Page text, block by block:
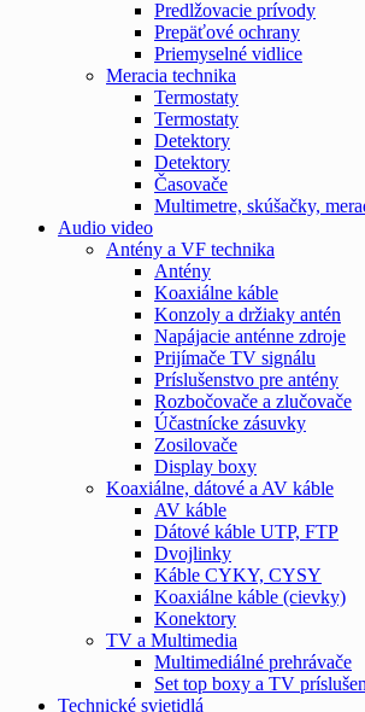
Predlžovacie prívody
Prepäťové ochrany
Priemyselné vidlice
Meracia technika
Termostaty
Termostaty
Detektory
Detektory
Časovače
Multimetre, skúšačky,
Audio video
Antény a VF technika
Antény
Koaxiálne káble
Konzoly a držiaky antén
Napájacie anténne zdroje
Prijímače TV signálu
Príslušenstvo pre antény
Rozbočovače a zlučovače
Účastnícke zásuvky
Zosilovače
Display boxy
Koaxiálne, dátové a AV káble
AV káble
Dátové káble UTP, FTP
Dvojlinky
Káble CYKY, CYSY
Koaxiálne káble (cievky)
Konektory
TV a Multimedia
Multimediálné prehrávače
Set top boxy a TV
Technické svietidlá